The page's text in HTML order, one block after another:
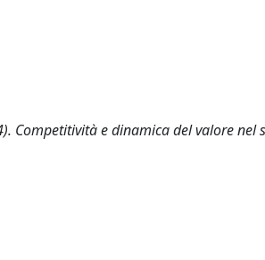
Competitività e dinamica del valore